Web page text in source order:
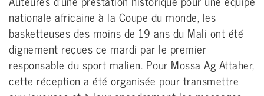
nationale africaine à la Coupe du monde, les
basketteuses des moins de 19 ans du Mali ont été
dignement reçues ce mardi par le premier
responsable du sport malien. Pour Mossa Ag Attaher,
cette réception a été organisée pour transmettre